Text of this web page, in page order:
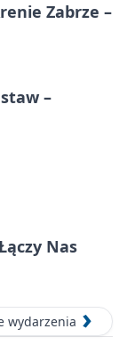
Zabrze –
–
Nas
wydarzenia